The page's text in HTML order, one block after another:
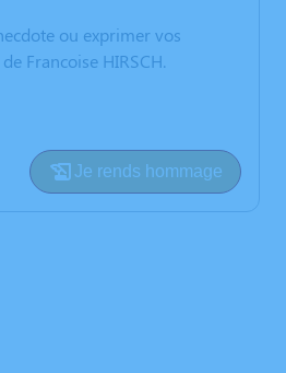
ou exprimer vos
Francoise HIRSCH.
Je rends hommage